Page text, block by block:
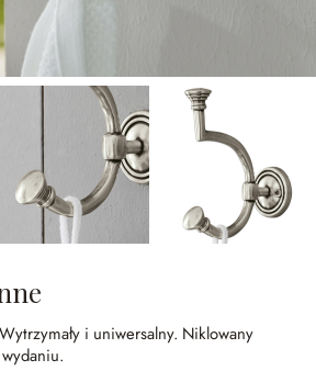
Wytrzymały i uniwersalny. Niklowany